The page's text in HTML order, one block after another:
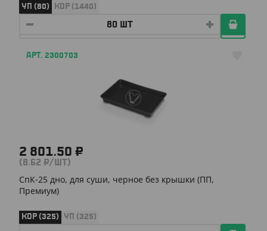
УП (80) КОР (1440)
АРТ. 2300703
2 801.50 ₽
(8.62 ₽/ШТ)
СпК-25 дно, для суши, черное без крышки (ПП,
Премиум)
КОР (325) УП (325)